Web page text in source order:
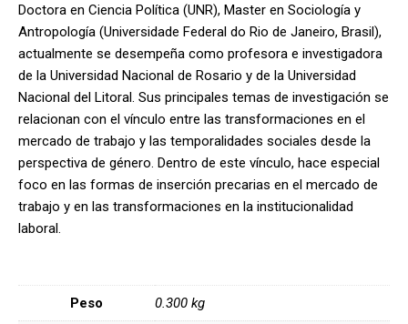
Doctora en Ciencia Política (UNR), Master en Sociología y
Antropología (Universidade Federal do Rio de Janeiro, Brasil),
actualmente se desempeña como profesora e investigadora
de la Universidad Nacional de Rosario y de la Universidad
Nacional del Litoral. Sus principales temas de investigación se
relacionan con el vínculo entre las transformaciones en el
mercado de trabajo y las temporalidades sociales desde la
perspectiva de género. Dentro de este vínculo, hace especial
foco en las formas de inserción precarias en el mercado de
trabajo y en las transformaciones en la institucionalidad
laboral.
Peso 0.300 kg